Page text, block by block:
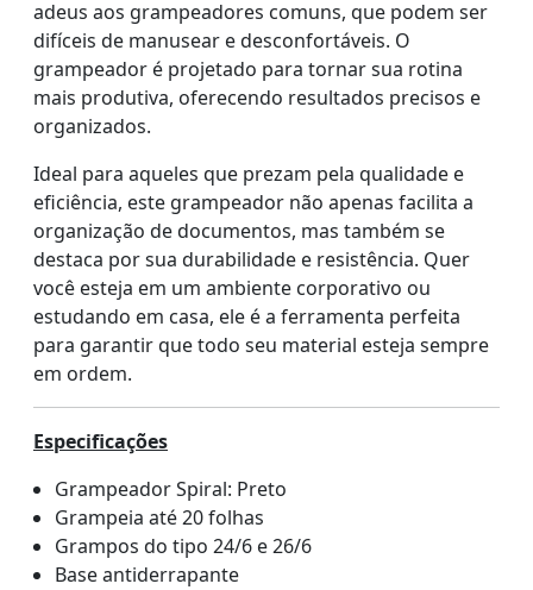
adeus aos grampeadores comuns, que podem ser
difíceis de manusear e desconfortáveis. O
grampeador é projetado para tornar sua rotina
mais produtiva, oferecendo resultados precisos e
organizados.
Ideal para aqueles que prezam pela qualidade e
eficiência, este grampeador não apenas facilita a
organização de documentos, mas também se
destaca por sua durabilidade e resistência. Quer
você esteja em um ambiente corporativo ou
estudando em casa, ele é a ferramenta perfeita
para garantir que todo seu material esteja sempre
em ordem.
Especificações
Grampeador Spiral: Preto
Grampeia até 20 folhas
Grampos do tipo 24/6 e 26/6
Base antiderrapante